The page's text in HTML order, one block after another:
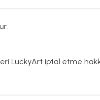
LuckyArt iptal etme